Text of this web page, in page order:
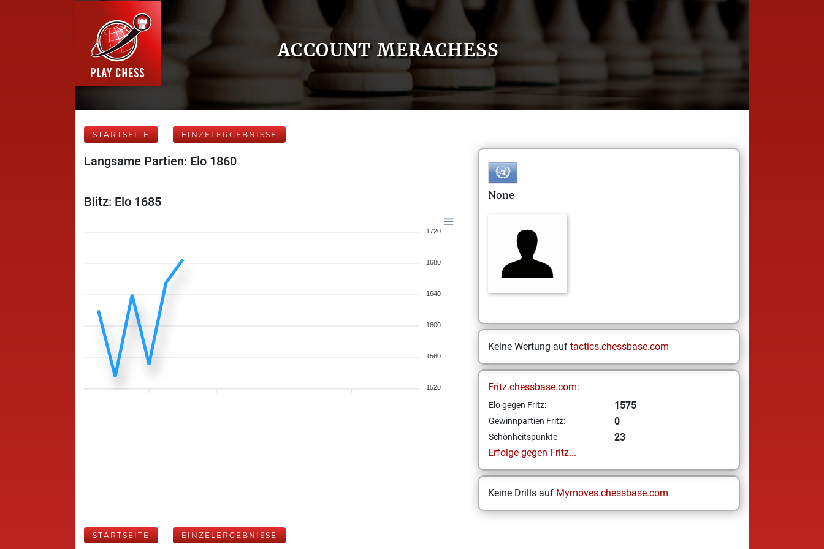
ACCOUNT MERACHESS
STARTSEITE EINZELERGEBNISSE
Langsame Partien: Elo 1860
Blitz: Elo 1685
1720
1680
1640
1600
1560
1520
None
Keine Wertung auf tactics.chessbase.com
Fritz.chessbase.com:
Elo gegen Fritz: 1575
Gewinnpartien Fritz: 0
Schönheitspunkte
23
Erfolge gegen Fritz...
Keine Drills auf Mymoves.chessbase.com
STARTSEITE EINZELERGEBNISSE